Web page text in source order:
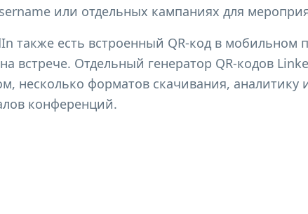
или отдельных кампаниях для
также есть встроенный QR-код в
встрече. Отдельный генератор QR-кодов
несколько форматов скачивания, аналитику
конференций.